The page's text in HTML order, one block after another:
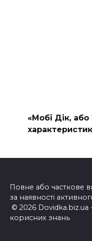
«Мобі Дік, або
Повне або часткове
за наявності
© 2026 Dovidka.biz.ua
корисних знань